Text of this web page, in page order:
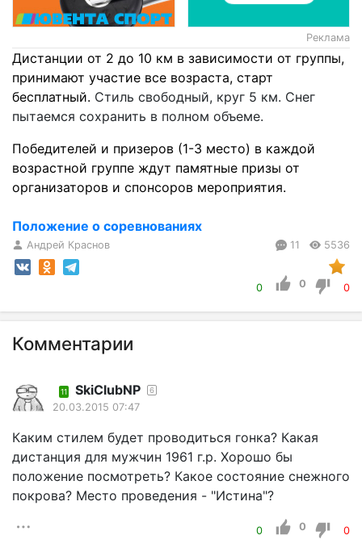
Реклама
Дистанции от 2 до 10 км в зависимости от группы,
принимают участие все возраста, старт
бесплатный. Стиль свободный, круг 5 км. Снег
пытаемся сохранить в полном объеме.
Победителей и призеров (1-3 место) в каждой
возрастной группе ждут памятные призы от
организаторов и спонсоров мероприятия.
Положение о соревнованиях
Андрей Краснов 11 5536
0 0 0
Комментарии
11 SkiClubNP 6
20.03.2015 07:47
Каким стилем будет проводиться гонка? Какая
дистанция для мужчин 1961 г.р. Хорошо бы
положение посмотреть? Какое состояние снежного
покрова? Место проведения - "Истина"?
0 0 0